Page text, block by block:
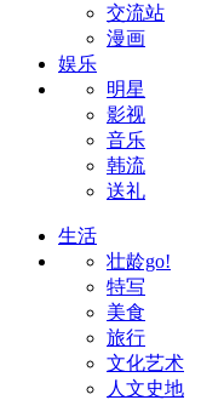
交流站
漫画
娱乐
明星
影视
音乐
韩流
送礼
生活
壮龄go!
特写
美食
旅行
文化艺术
人文史地